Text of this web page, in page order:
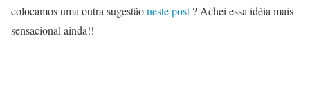
colocamos uma outra sugestãoneste post? Achei essa idéia mais
sensacional ainda!!